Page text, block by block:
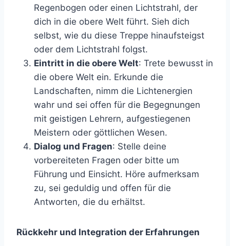
Regenbogen oder einen Lichtstrahl, der
dich in die obere Welt führt. Sieh dich
selbst, wie du diese Treppe hinaufsteigst
oder dem Lichtstrahl folgst.
Eintritt in die obere Welt: Trete bewusst in
die obere Welt ein. Erkunde die
Landschaften, nimm die Lichtenergien
wahr und sei offen für die Begegnungen
mit geistigen Lehrern, aufgestiegenen
Meistern oder göttlichen Wesen.
Dialog und Fragen: Stelle deine
vorbereiteten Fragen oder bitte um
Führung und Einsicht. Höre aufmerksam
zu, sei geduldig und offen für die
Antworten, die du erhältst.
Rückkehr und Integration der Erfahrungen